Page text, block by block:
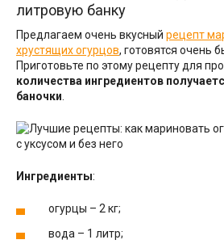
литровую банку
Предлагаем очень вкусный рецепт
хрустящих огурцов, готовятся очень
Приготовьте по этому рецепту для
количества ингредиентов
баночки.
Ингредиенты:
огурцы – 2 кг;
вода – 1 литр;